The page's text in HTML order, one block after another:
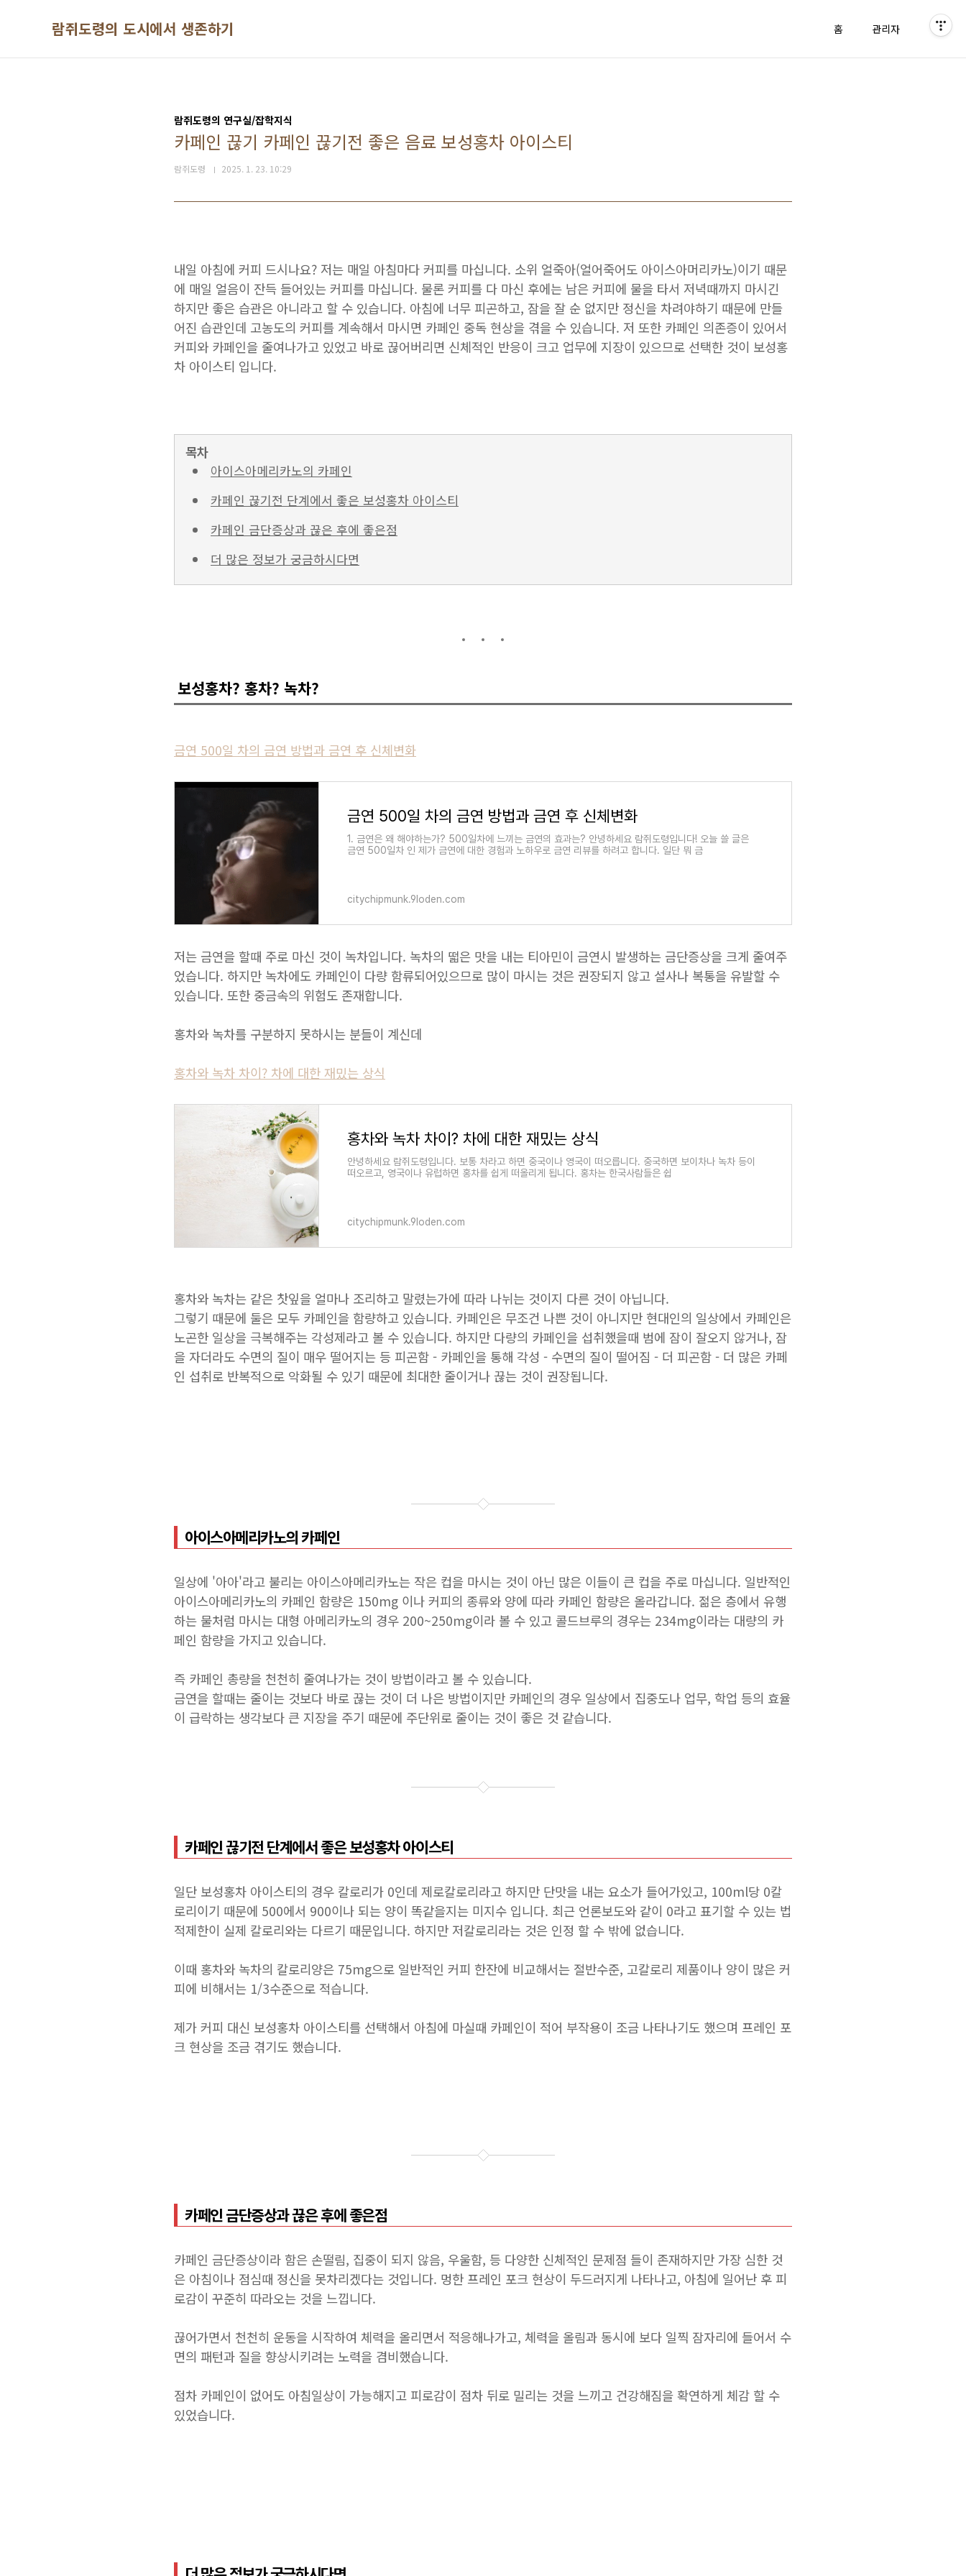
람쥐도령의 도시에서 생존하기 홈 관리자
람쥐도령의 연구실/잡학지식
카페인 끊기 카페인 끊기전 좋은 음료 보성홍차 아이스티
람쥐도령 2025. 1. 23. 10:29
내일 아침에 커피 드시나요? 저는 매일 아침마다 커피를 마십니다. 소위 얼죽아(얼어죽어도 아이스아머리카노)이기 때문
에 매일 얼음이 잔득 들어있는 커피를 마십니다. 물론 커피를 다 마신 후에는 남은 커피에 물을 타서 저녁때까지 마시긴
하지만 좋은 습관은 아니라고 할 수 있습니다. 아침에 너무 피곤하고, 잠을 잘 순 없지만 정신을 차려야하기 때문에 만들
어진 습관인데 고농도의 커피를 계속해서 마시면 카페인 중독 현상을 겪을 수 있습니다. 저 또한 카페인 의존증이 있어서
커피와 카페인을 줄여나가고 있었고 바로 끊어버리면 신체적인 반응이 크고 업무에 지장이 있으므로 선택한 것이 보성홍
차 아이스티 입니다.
목차
아이스아메리카노의 카페인
카페인 끊기전 단계에서 좋은 보성홍차 아이스티
카페인 금단증상과 끊은 후에 좋은점
더 많은 정보가 궁금하시다면
보성홍차? 홍차? 녹차?
금연 500일 차의 금연 방법과 금연 후 신체변화
금연 500일 차의 금연 방법과 금연 후 신체변화
1. 금연은 왜 해야하는가? 500일차에 느끼는 금연의 효과는? 안녕하세요 람쥐도령입니다! 오늘 쓸 글은
금연 500일차 인 제가 금연에 대한 경험과 노하우로 금연 리뷰를 하려고 합니다. 일단 뭐 금
citychipmunk.9loden.com
저는 금연을 할때 주로 마신 것이 녹차입니다. 녹차의 떫은 맛을 내는 티아민이 금연시 발생하는 금단증상을 크게 줄여주
었습니다. 하지만 녹차에도 카페인이 다량 함류되어있으므로 많이 마시는 것은 권장되지 않고 설사나 복통을 유발할 수
있습니다. 또한 중금속의 위험도 존재합니다.
홍차와 녹차를 구분하지 못하시는 분들이 계신데
홍차와 녹차 차이? 차에 대한 재밌는 상식
홍차와 녹차 차이? 차에 대한 재밌는 상식
안녕하세요 람쥐도령입니다. 보통 차라고 하면 중국이나 영국이 떠오릅니다. 중국하면 보이차나 녹차 등이
떠오르고, 영국이나 유럽하면 홍차를 쉽게 떠올리게 됩니다. 홍차는 한국사람들은 쉽
citychipmunk.9loden.com
홍차와 녹차는 같은 찻잎을 얼마나 조리하고 말렸는가에 따라 나뉘는 것이지 다른 것이 아닙니다.
그렇기 때문에 둘은 모두 카페인을 함량하고 있습니다. 카페인은 무조건 나쁜 것이 아니지만 현대인의 일상에서 카페인은
노곤한 일상을 극복해주는 각성제라고 볼 수 있습니다. 하지만 다량의 카페인을 섭취했을때 범에 잠이 잘오지 않거나, 잠
을 자더라도 수면의 질이 매우 떨어지는 등 피곤함 - 카페인을 통해 각성 - 수면의 질이 떨어짐 - 더 피곤함 - 더 많은 카페
인 섭취로 반복적으로 악화될 수 있기 때문에 최대한 줄이거나 끊는 것이 권장됩니다.
아이스아메리카노의 카페인
일상에 '아아'라고 불리는 아이스아메리카노는 작은 컵을 마시는 것이 아닌 많은 이들이 큰 컵을 주로 마십니다. 일반적인
아이스아메리카노의 카페인 함량은 150mg 이나 커피의 종류와 양에 따라 카페인 함량은 올라갑니다. 젊은 층에서 유행
하는 물처럼 마시는 대형 아메리카노의 경우 200~250mg이라 볼 수 있고 콜드브루의 경우는 234mg이라는 대량의 카
페인 함량을 가지고 있습니다.
즉 카페인 총량을 천천히 줄여나가는 것이 방법이라고 볼 수 있습니다.
금연을 할때는 줄이는 것보다 바로 끊는 것이 더 나은 방법이지만 카페인의 경우 일상에서 집중도나 업무, 학업 등의 효율
이 급락하는 생각보다 큰 지장을 주기 때문에 주단위로 줄이는 것이 좋은 것 같습니다.
카페인 끊기전 단계에서 좋은 보성홍차 아이스티
일단 보성홍차 아이스티의 경우 칼로리가 0인데 제로칼로리라고 하지만 단맛을 내는 요소가 들어가있고, 100ml당 0칼
로리이기 때문에 500에서 900이나 되는 양이 똑같을지는 미지수 입니다. 최근 언론보도와 같이 0라고 표기할 수 있는 법
적제한이 실제 칼로리와는 다르기 때문입니다. 하지만 저칼로리라는 것은 인정 할 수 밖에 없습니다.
이때 홍차와 녹차의 칼로리양은 75mg으로 일반적인 커피 한잔에 비교해서는 절반수준, 고칼로리 제품이나 양이 많은 커
피에 비해서는 1/3수준으로 적습니다.
제가 커피 대신 보성홍차 아이스티를 선택해서 아침에 마실때 카페인이 적어 부작용이 조금 나타나기도 했으며 프레인 포
크 현상을 조금 겪기도 했습니다.
카페인 금단증상과 끊은 후에 좋은점
카페인 금단증상이라 함은 손떨림, 집중이 되지 않음, 우울함, 등 다양한 신체적인 문제점 들이 존재하지만 가장 심한 것
은 아침이나 점심때 정신을 못차리겠다는 것입니다. 멍한 프레인 포크 현상이 두드러지게 나타나고, 아침에 일어난 후 피
로감이 꾸준히 따라오는 것을 느낍니다.
끊어가면서 천천히 운동을 시작하여 체력을 올리면서 적응해나가고, 체력을 올림과 동시에 보다 일찍 잠자리에 들어서 수
면의 패턴과 질을 향상시키려는 노력을 겸비했습니다.
점차 카페인이 없어도 아침일상이 가능해지고 피로감이 점차 뒤로 밀리는 것을 느끼고 건강해짐을 확연하게 체감 할 수
있었습니다.